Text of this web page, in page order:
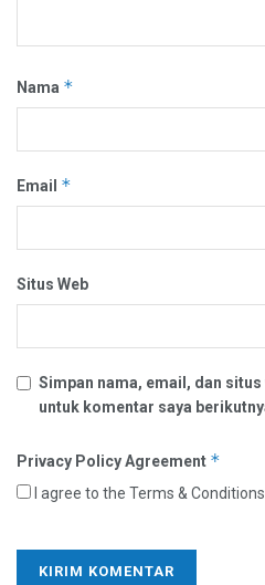
Nama *
Email *
Situs Web
Simpan nama, email, dan
untuk komentar saya
Privacy Policy Agreement *
I agree to the Terms &